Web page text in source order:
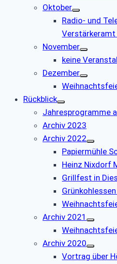
Oktober
Radio- und
Verstärkeramt
November
keine
Dezember
Rückblick
Jahresprogramme
Archiv 2023
Archiv 2022
Papiermühle
Heinz Nixdorf
Grillfest in
Archiv 2021
Archiv 2020
Vortrag über